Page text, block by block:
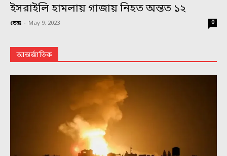
ইসরাইলি হামলায় গাজায় নিহত অন্তত ১২
ডেস্ক - May 9, 2023 0
আন্তর্জাতিক